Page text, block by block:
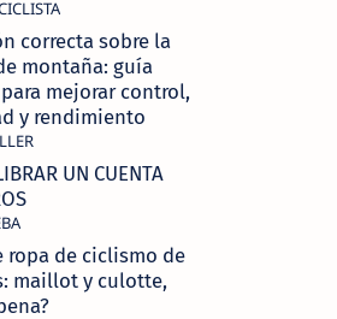
correcta sobre la
montaña: guía
mejorar control,
y rendimiento
UN CUENTA
ropa de ciclismo de
maillot y culotte,